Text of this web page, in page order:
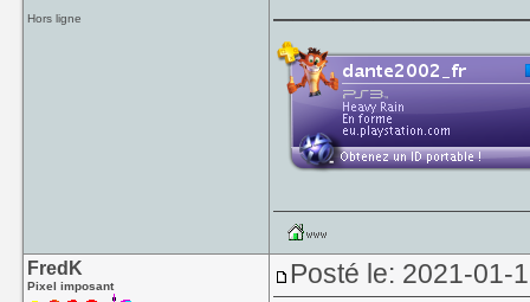
Hors ligne
FredK
Pixel imposant Posté le: 2021-01-